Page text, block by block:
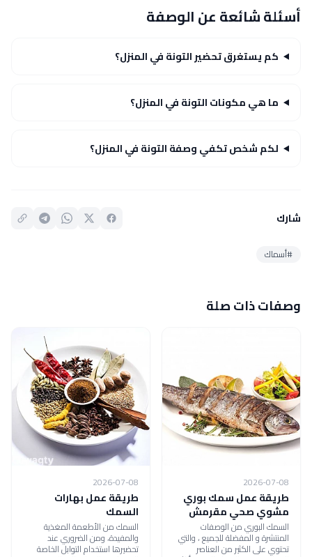
أسئلة شائعة عن الوصفة
كم يستغرق تحضير التونة في المنزل؟
ما هي مكونات التونة في المنزل؟
لكم شخص تكفي وصفة التونة في المنزل؟
شارك
#أسماك
وصفات ذات صلة
2026-07-08
طريقة عمل سمك بوري
مشوي صحي مقرمش
السمك البوري من الوصفات
المنتشرة و المفضلة للجميع ، والتي
تحتوي على الكثير من العناصر
2026-07-08
طريقة عمل بهارات
السمك
السمك من الأطعمة المغذية
والمفيدة، ومن الضروري عند
تحضيرها استخدام التوابل الخاصة